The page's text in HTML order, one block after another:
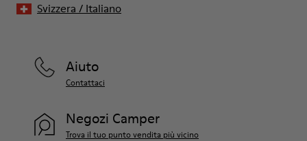
Aiuto
Contattaci
Negozi Camper
Trova il tuo punto vendita più vicino
Svizzera / Italiano